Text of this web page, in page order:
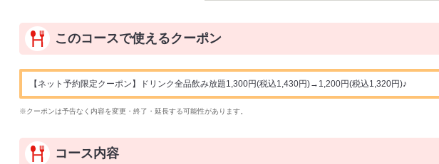
このコースで使えるクーポン
【ネット予約限定クーポン】ドリンク全品飲み放題1,300円(税込1,430円)→1,200円(税込1,320円)♪
※クーポンは予告なく内容を変更・終了・延長する可能性があります。
コース内容